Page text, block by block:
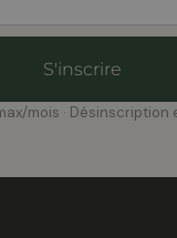
S'inscrire
mois · Désinscription